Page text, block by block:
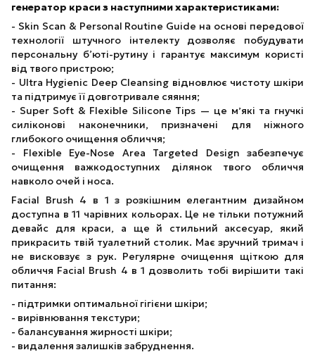
генератор краси з наступними характеристиками:
- Skin Scan & Personal Routine Guide на основі передової
технології штучного інтелекту дозволяє побудувати
персональну б’юті-рутину і гарантує максимум користі
від твого пристрою;
- Ultra Hygienic Deep Cleansing відновлює чистоту шкіри
та підтримує її довготривале сяяння;
- Super Soft & Flexible Silicone Tips — це мʼякі та гнучкі
силіконові наконечники, призначені для ніжного
глибокого очищення обличчя;
- Flexible Eye-Nose Area Targeted Design забезпечує
очищення важкодоступних ділянок твого обличчя
навколо очей і носа.
Facial Brush 4 в 1 з розкішним елегантним дизайном
доступна в 11 чарівних кольорах. Це не тільки потужний
девайс для краси, а ще й стильний аксесуар, який
прикрасить твій туалетний столик. Має зручний тримач і
не висковзує з рук. Регулярне очищення щіткою для
обличчя Facial Brush 4 в 1 дозволить тобі вирішити такі
питання:
- підтримки оптимальної гігієни шкіри;
- вирівнювання текстури;
- балансування жирності шкіри;
- видалення залишків забруднення.